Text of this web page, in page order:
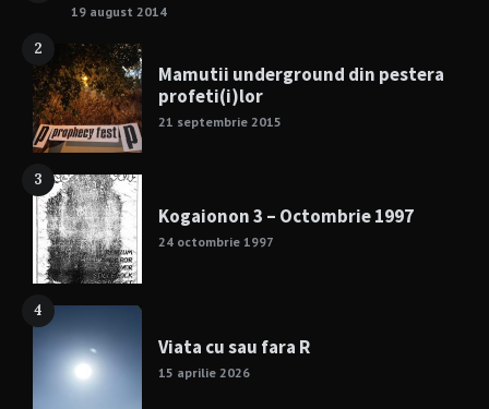
19 august 2014
2
Mamutii underground din pestera
profeti(i)lor
21 septembrie 2015
3
Kogaionon 3 – Octombrie 1997
24 octombrie 1997
4
Viata cu sau fara R
15 aprilie 2026